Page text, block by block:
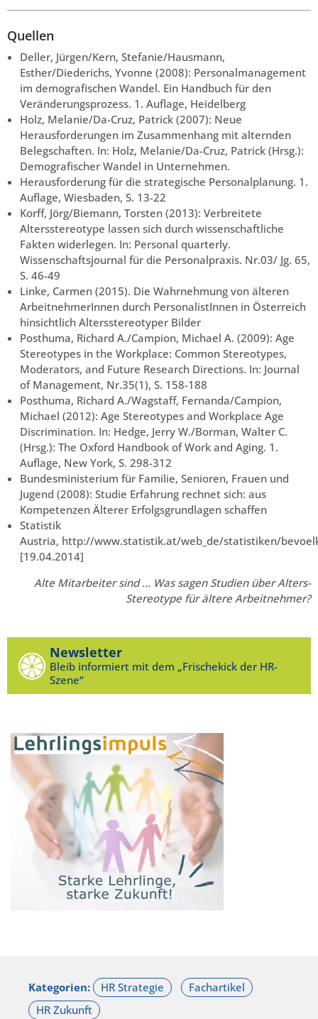
Quellen
Deller, Jürgen/Kern, Stefanie/Hausmann,
Esther/Diederichs, Yvonne (2008): Personalmanagement
im demografischen Wandel. Ein Handbuch für den
Veränderungsprozess. 1. Auflage, Heidelberg
Holz, Melanie/Da-Cruz, Patrick (2007): Neue
Herausforderungen im Zusammenhang mit alternden
Belegschaften. In: Holz, Melanie/Da-Cruz, Patrick (Hrsg.):
Demografischer Wandel in Unternehmen.
Herausforderung für die strategische Personalplanung. 1.
Auflage, Wiesbaden, S. 13-22
Korff, Jörg/Biemann, Torsten (2013): Verbreitete
Altersstereotype lassen sich durch wissenschaftliche
Fakten widerlegen. In: Personal quarterly.
Wissenschaftsjournal für die Personalpraxis. Nr.03/ Jg. 65,
S. 46-49
Linke, Carmen (2015). Die Wahrnehmung von älteren
ArbeitnehmerInnen durch PersonalistInnen in Österreich
hinsichtlich Altersstereotyper Bilder
Posthuma, Richard A./Campion, Michael A. (2009): Age
Stereotypes in the Workplace: Common Stereotypes,
Moderators, and Future Research Directions. In: Journal
of Management, Nr.35(1), S. 158-188
Posthuma, Richard A./Wagstaff, Fernanda/Campion,
Michael (2012): Age Stereotypes and Workplace Age
Discrimination. In: Hedge, Jerry W./Borman, Walter C.
(Hrsg.): The Oxford Handbook of Work and Aging. 1.
Auflage, New York, S. 298-312
Bundesministerium für Familie, Senioren, Frauen und
Jugend (2008): Studie Erfahrung rechnet sich: aus
Kompetenzen Älterer Erfolgsgrundlagen schaffen
Statistik
Austria, http://www.statistik.at/web_de/statistiken/
[19.04.2014]
Alte Mitarbeiter sind … Was sagen Studien über Alters-
Stereotype für ältere Arbeitnehmer?
Newsletter
Bleib informiert mit dem „Frischekick der HR-
Szene“
Kategorien: